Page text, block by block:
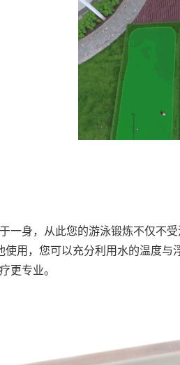
身，从此您的游泳锻炼不仅不
用，您可以充分利用水的温度
更专业。